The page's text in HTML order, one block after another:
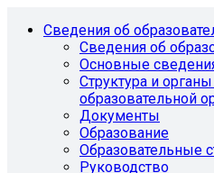
Сведения об
Сведения об
Основные
Структура и
образовательной
Документы
Образование
Образовательные
Руководство